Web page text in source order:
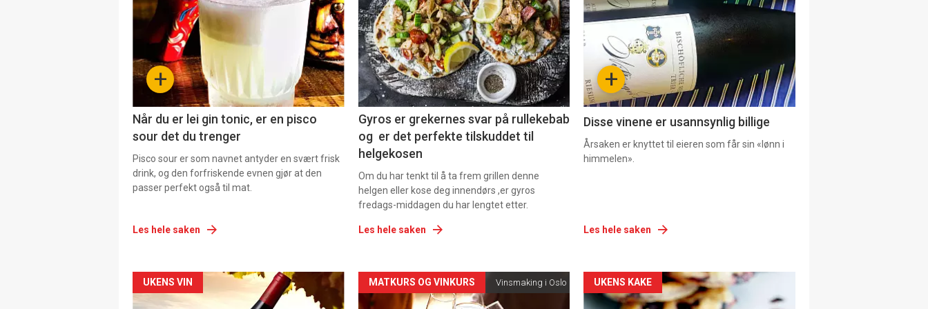
+
Når du er lei gin tonic, er en pisco
sour det du trenger
Pisco sour er som navnet antyder en svært frisk
drink, og den forfriskende evnen gjør at den
passer perfekt også til mat.
Les hele saken
nå
-
2
Gyros er grekernes svar på rullekebab
og er det perfekte tilskuddet til
helgekosen
Om du har tenkt til å ta frem grillen denne
helgen eller kose deg innendørs ,er gyros
fredags-middagen du har lengtet etter.
Les hele saken
nå
3 +
Disse vinene er usannsynlig billige
Årsaken er knyttet til eieren som får sin «lønn i
himmelen».
Les hele saken
Forsiden
UKENS VIN
Forsiden
MATKURS OG VINKURS Vinsmaking i Oslo
Forsiden
UKENS KAKE